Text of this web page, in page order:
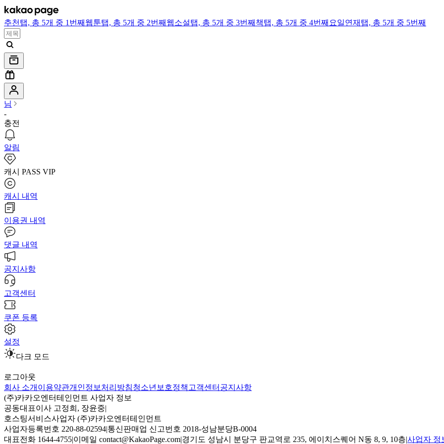
추천 탭, 총 5개 중 1번째 웹툰탭, 총 5개 중 2번째 웹소설탭, 총 5개 중 3번째 책탭, 총 5개 중 4번째 요일연재 탭, 총 5개 중 5번째
님
-
충전
알림
캐시 PASS VIP
캐시 내역
이용권 내역
댓글 내역
공지사항
고객센터
쿠폰 등록
설정
다크 모드
로그아웃
회사 소개 이용약관개인정보처리방침청소년보호정책 고객센터 공지사항
(주)카카오엔터테인먼트 사업자 정보
공동대표이사 고정희, 장윤중|
호스팅서비스사업자 (주)카카오엔터테인먼트
사업자등록번호 220-88-02594|통신판매업 신고번호 2018-성남분당B-0004
대표전화 1644-4755|이메일 contact@KakaoPage.com|경기도 성남시 분당구 판교역로 235, 에이치스퀘어 N동 8, 9, 10층|사업자 정